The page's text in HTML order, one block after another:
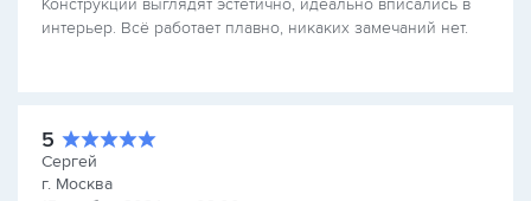
Конструкции выглядят эстетично, идеально вписались в
интерьер. Всё работает плавно, никаких замечаний нет.
5
Сергей
г. Москва